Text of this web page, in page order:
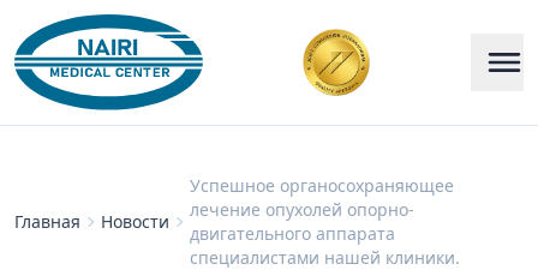
Главная Новости
Успешное органосохраняющее
лечение опухолей опорно-
двигательного аппарата
специалистами нашей клиники.